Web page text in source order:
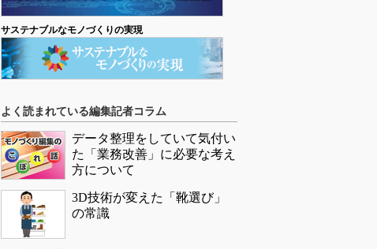
サステナブルなモノづくりの実現
よく読まれている編集記者コラム
データ整理をしていて気付い
た「業務改善」に必要な考え
方について
3D技術が変えた「靴選び」
の常識